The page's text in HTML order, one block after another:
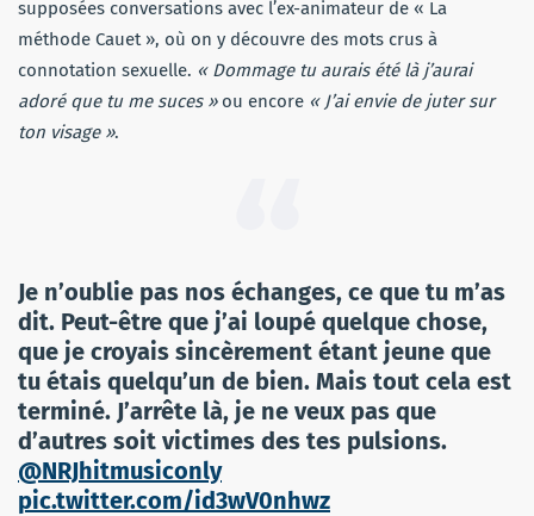
supposées conversations avec l’ex-animateur de « La
méthode Cauet », où on y découvre des mots crus à
connotation sexuelle. « Dommage tu aurais été là j’aurai
adoré que tu me suces »ou encore « J’ai envie de juter sur
ton visage ».
Je n’oublie pas nos échanges, ce que tu m’as
dit. Peut-être que j’ai loupé quelque chose,
que je croyais sincèrement étant jeune que
tu étais quelqu’un de bien. Mais tout cela est
terminé. J’arrête là, je ne veux pas que
d’autres soit victimes des tes pulsions.
@NRJhitmusiconly
pic.twitter.com/id3wV0nhwz